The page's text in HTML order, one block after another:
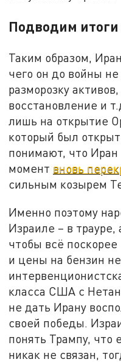
Подводим итоги
Таким образом,
чего он до войны
разморозку
восстановление и
лишь на открытие
который был
понимают, что
момент вновь
сильным козырем
Именно поэтому
Израиле – в трауре,
чтобы всё
и цены на бензин
класса США с
не дать Ирану
своей победы.
понять Трампу, что
никак не связан,